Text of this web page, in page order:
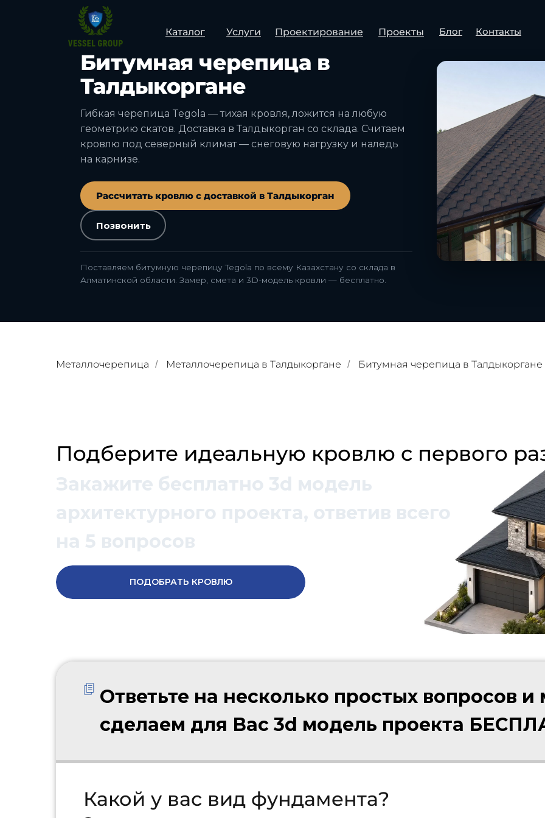
Каталог Услуги Проектирование Проекты Блог Контакты
ТАЛДЫКОРГАН · ОБЛАСТЬ ЖЕТЫСУ · ДОСТАВКА СО СКЛАДА
Битумная черепица в
Талдыкоргане
Гибкая черепица Tegola — тихая кровля, ложится на любую
геометрию скатов. Доставка в Талдыкорган со склада. Считаем
кровлю под северный климат — снеговую нагрузку и наледь
на карнизе.
Рассчитать кровлю с доставкой в Талдыкорган
Позвонить
Поставляем битумную черепицу Tegola по всему Казахстану со склада в
Алматинской области. Замер, смета и 3D-модель кровли — бесплатно.
Металлочерепица / Металлочерепица в Талдыкоргане / Битумная черепица в Талдыкоргане
ПОДОБРАТЬ КРОВЛЮ
Подберите идеальную кровлю с первого
Закажите бесплатно 3d модель
архитектурного проекта, ответив всего
на 5 вопросов
Ответьте на несколько простых вопросов и
сделаем для Вас 3d модель проекта
Какой у вас вид фундамента?